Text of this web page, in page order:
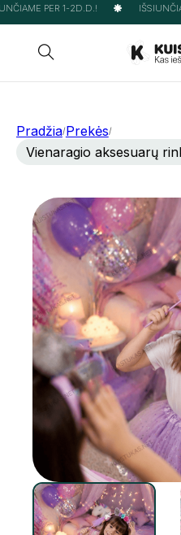
PER 1-2D.D.!
Pradžia/Prekės/
Vienaragio aksesuarų